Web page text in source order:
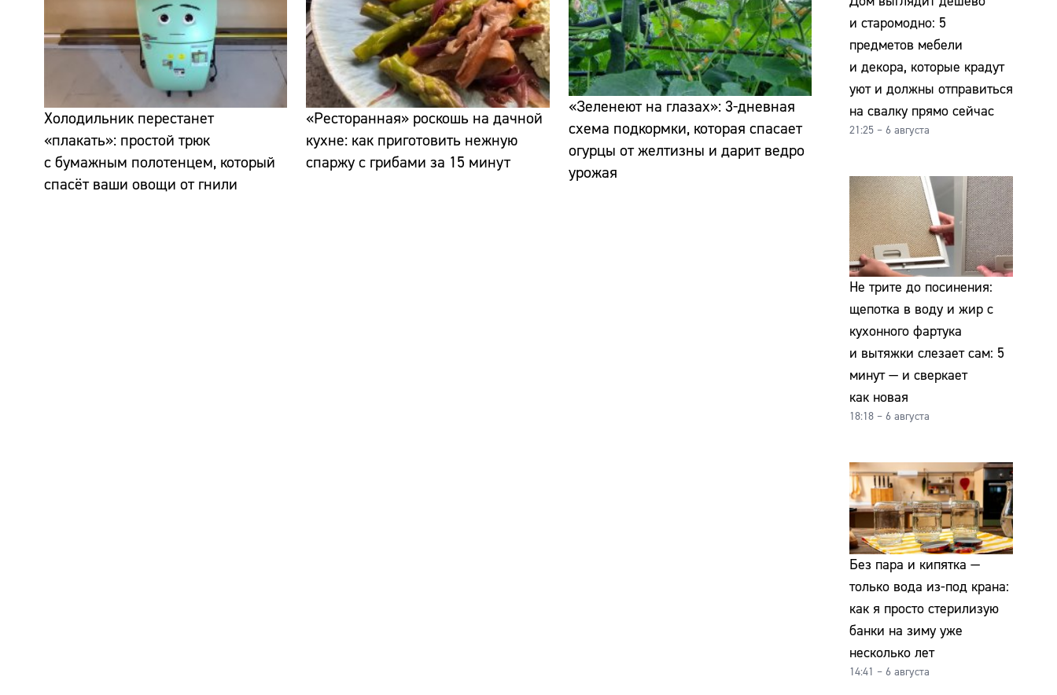
Холодильник перестанет
«плакать»: простой трюк
с бумажным полотенцем, который
спасёт ваши овощи от гнили
«Ресторанная» роскошь на дачной
кухне: как приготовить нежную
спаржу с грибами за 15 минут
«Зеленеют на глазах»: 3-дневная
схема подкормки, которая спасает
огурцы от желтизны и дарит ведро
урожая
и старомодно: 5
предметов мебели
и декора, которые крадут
уют и должны отправиться
на свалку прямо сейчас
21:25 – 6 августа
Не трите до посинения:
щепотка в воду и жир с
кухонного фартука
и вытяжки слезает сам: 5
минут — и сверкает
как новая
18:18 – 6 августа
Без пара и кипятка —
только вода из-под крана:
как я просто стерилизую
банки на зиму уже
несколько лет
14:41 – 6 августа